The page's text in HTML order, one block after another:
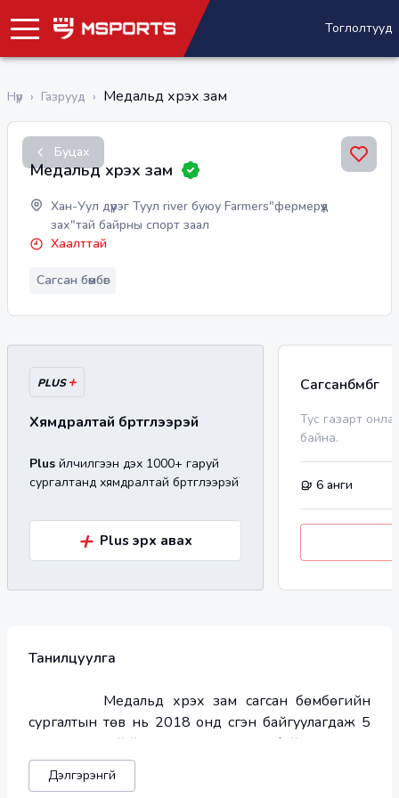
Тоглолтууд
Нүүр › Газрууд › Медальд хүрэх зам
Буцах
Медальд хүрэх зам
Хан-Уул дүүрэг Туул river буюу Farmers"фермерүүд
зах"тай байрны спорт заал
Хаалттай
Сагсан бөмбөг
PLUS +
Хямдралтай бүртгүүлээрэй
Plus үйлчилгээн дэх 1000+ гаруй
сургалтанд хямдралтай бүртгүүлээрэй
+ Plus эрх авах
Сагсанбөмбөг
Тус газарт
байна.
6анги
Танилцуулга
Медальд хүрэх зам сагсан бөмбөгийн
сургалтын төв нь 2018 онд үүсгэн байгуулагдаж 5
жил тасралтгүй үйл ажиллагаа явуулж байна. 8-дээш
бүх насны хүүхдүүдэд зориулсан сургалт, мөн 18
наснаас дээш насанд хүрэгчдийн анги гэх мэт 3
Дэлгэрэнгүй